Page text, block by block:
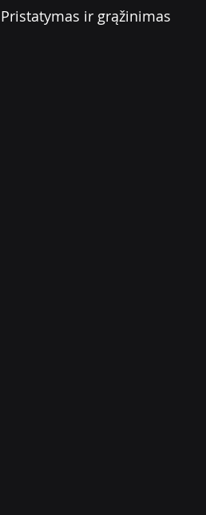
Pristatymas ir grąžinimas